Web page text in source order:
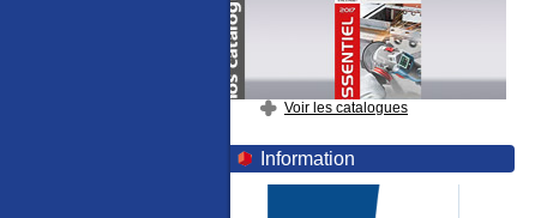
Voir les catalogues
Information